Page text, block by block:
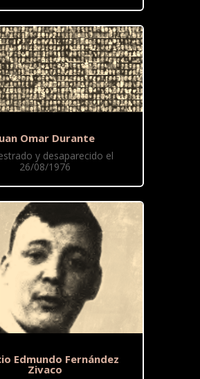
Omar Durante
y desaparecido el
26/08/1976
Edmundo Fernández
Zivaco